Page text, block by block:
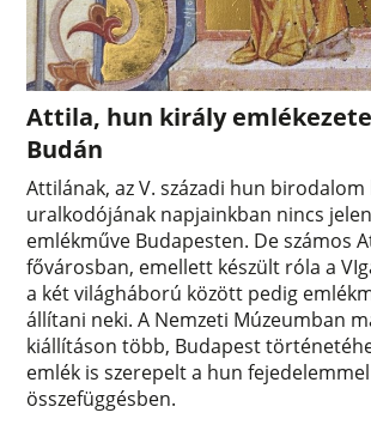
Attila, hun király
Budán
Attilának, az V. századi hun
uralkodójának napjainkban nincs
emlékműve Budapesten. De számos
fővárosban, emellett készült róla a
a két világháború között pedig
állítani neki. A Nemzeti Múzeumban
kiállításon több, Budapest
emlék is szerepelt a hun fejedelemmel
összefüggésben.